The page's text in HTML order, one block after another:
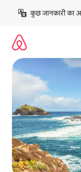
छोड़कर
कॉन्टेंट
कुछ जानकारी का